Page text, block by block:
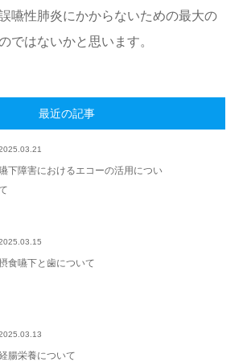
嚥性肺炎にかからないための最大の
ではないかと思います。
最近の記事
下障害におけるエコーの活用につい
食嚥下と歯について
腸栄養について